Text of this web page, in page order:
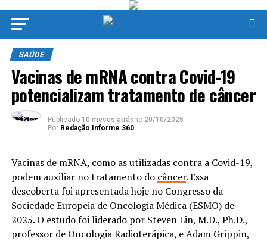
SAÚDE
Vacinas de mRNA contra Covid-19
potencializam tratamento de câncer
Publicado 10 meses atrásno 20/10/2025
Por Redação Informe 360
Vacinas de mRNA, como as utilizadas contra a Covid-19,
podem auxiliar no tratamento do câncer. Essa
descoberta foi apresentada hoje no Congresso da
Sociedade Europeia de Oncologia Médica (ESMO) de
2025. O estudo foi liderado por Steven Lin, M.D., Ph.D.,
professor de Oncologia Radioterápica, e Adam Grippin,